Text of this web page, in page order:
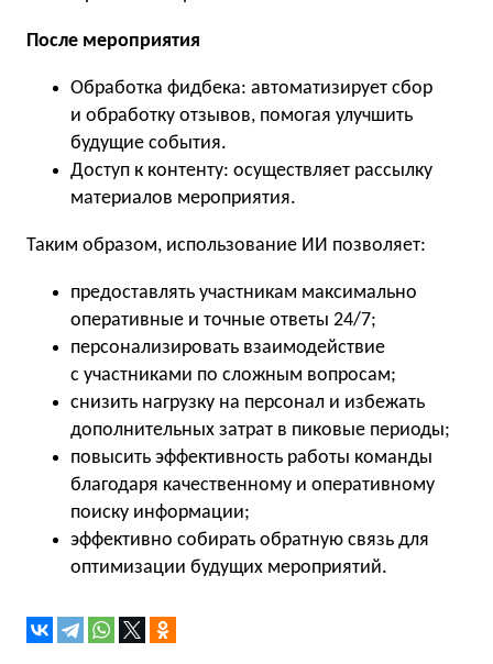
После мероприятия
Обработка фидбека: автоматизирует сбор
и обработку отзывов, помогая улучшить
будущие события.
Доступ к контенту: осуществляет рассылку
материалов мероприятия.
Таким образом, использование ИИ позволяет:
предоставлять участникам максимально
оперативные и точные ответы 24/7;
персонализировать взаимодействие
с участниками по сложным вопросам;
снизить нагрузку на персонал и избежать
дополнительных затрат в пиковые периоды;
повысить эффективность работы команды
благодаря качественному и оперативному
поиску информации;
эффективно собирать обратную связь для
оптимизации будущих мероприятий.